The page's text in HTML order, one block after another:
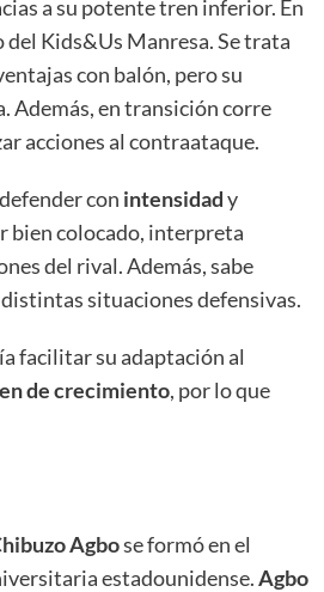
a su potente tren inferior. En
Kids&Us Manresa. Se trata
con balón, pero su
Además, en transición corre
acciones al contraataque.
con intensidady
bien colocado, interpreta
del rival. Además, sabe
situaciones defensivas.
facilitar su adaptación al
de crecimiento, por lo que
Agbose formó en el
estadounidense.Agbo